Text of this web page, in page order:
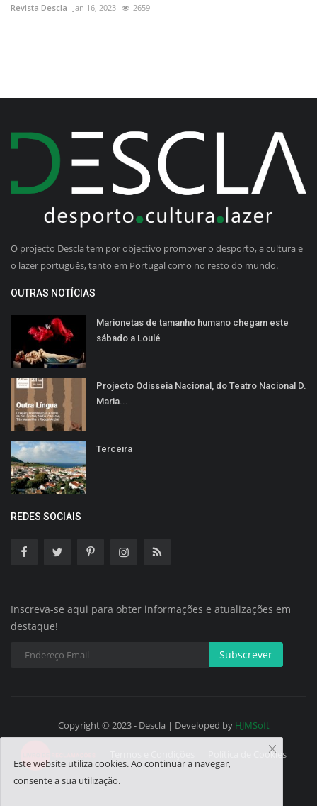
Revista Descla Jan 16, 2023 2659
O projecto Descla tem por objectivo promover o desporto, a cultura e
o lazer português, tanto em Portugal como no resto do mundo.
OUTRAS NOTÍCIAS
Marionetas de tamanho humano chegam este
sábado a Loulé
Projecto Odisseia Nacional, do Teatro Nacional D.
Maria...
Terceira
REDES SOCIAIS
Inscreva-se aqui para obter informações e atualizações em
destaque!
Subscrever
Copyright © 2023 - Descla | Developed by HJMSoft
Política de Cookies
Este website utiliza cookies. Ao continuar a navegar,
consente a sua utilização.